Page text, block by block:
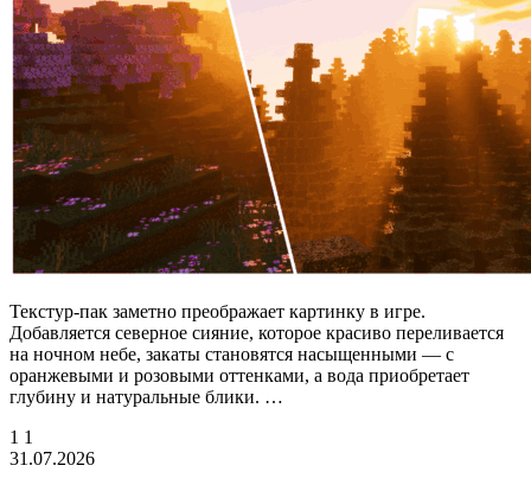
Текстур-пак заметно преображает картинку в игре.
Добавляется северное сияние, которое красиво переливается
на ночном небе, закаты становятся насыщенными — с
оранжевыми и розовыми оттенками, а вода приобретает
глубину и натуральные блики. …
1 1
31.07.2026